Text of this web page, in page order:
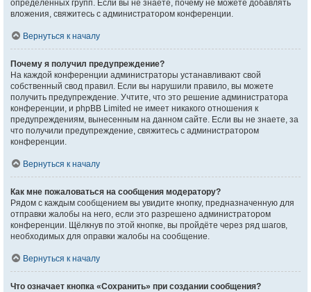
определённых групп. Если вы не знаете, почему не можете добавлять
вложения, свяжитесь с администратором конференции.
Вернуться к началу
Почему я получил предупреждение?
На каждой конференции администраторы устанавливают свой
собственный свод правил. Если вы нарушили правило, вы можете
получить предупреждение. Учтите, что это решение администратора
конференции, и phpBB Limited не имеет никакого отношения к
предупреждениям, вынесенным на данном сайте. Если вы не знаете, за
что получили предупреждение, свяжитесь с администратором
конференции.
Вернуться к началу
Как мне пожаловаться на сообщения модератору?
Рядом с каждым сообщением вы увидите кнопку, предназначенную для
отправки жалобы на него, если это разрешено администратором
конференции. Щёлкнув по этой кнопке, вы пройдёте через ряд шагов,
необходимых для оправки жалобы на сообщение.
Вернуться к началу
Что означает кнопка «Сохранить» при создании сообщения?